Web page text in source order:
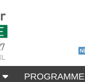
PROGRAMME